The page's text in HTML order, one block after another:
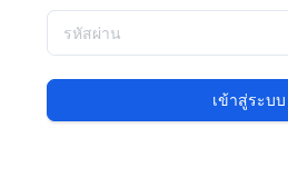
เข้าสู่ระบบ